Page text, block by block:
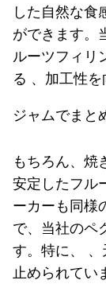
した自然な食
ができます。
ルーツフィリ
る 、加工性を
ジャムでまと
もちろん、焼
安定したフル
ーカーも同様
で、当社のペ
す。特に、
止められてい